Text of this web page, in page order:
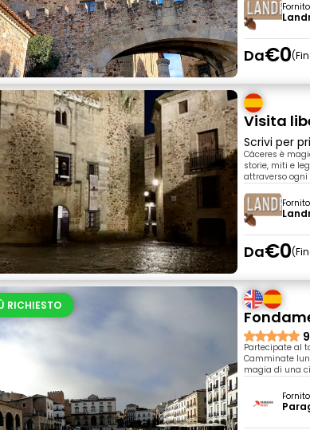
Da€0
Visita
Scrivi per
Cáceres è
storie, miti e
attraverso
Da€0
RICHIESTO
Partecipate al
Camminate
magia di una